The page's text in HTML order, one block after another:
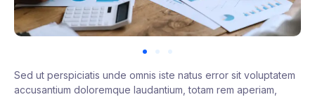
Sed ut perspiciatis unde omnis iste natus error sit voluptatem
accusantium doloremque laudantium, totam rem aperiam,